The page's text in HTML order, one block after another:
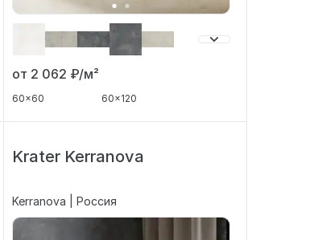
от 2 062 ₽/м²
60x60 60x120
Krater Kerranova
Kerranova | Россия